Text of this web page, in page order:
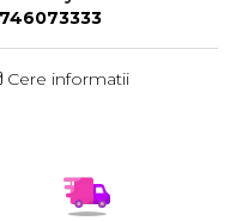
Cere informatii